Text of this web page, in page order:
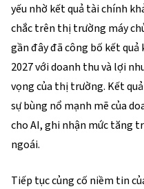
yếu nhờ kết quả tài chính
chắc trên thị trường máy
gần đây đã công bố kết
2027 với doanh thu và lợi
vọng của thị trường. Kết
sự bùng nổ mạnh mẽ của
cho AI, ghi nhận mức tăng
ngoái.
Tiếp tục củng cố niềm tin